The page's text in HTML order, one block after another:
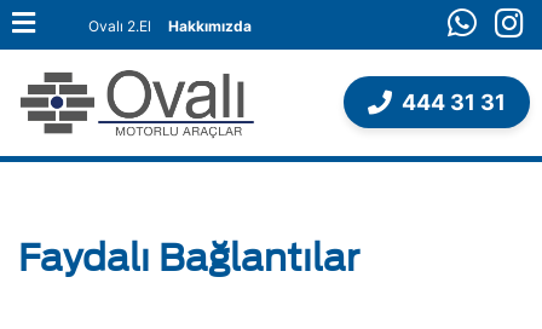
Ovalı 2.El Hakkımızda
444 31 31
Faydalı Bağlantılar